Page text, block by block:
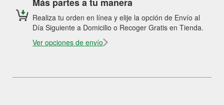
Realiza tu orden en línea y elije la opción de Envío al
Día Siguiente a Domicilio o Recoger Gratis en Tienda.
Ver opciones de envío